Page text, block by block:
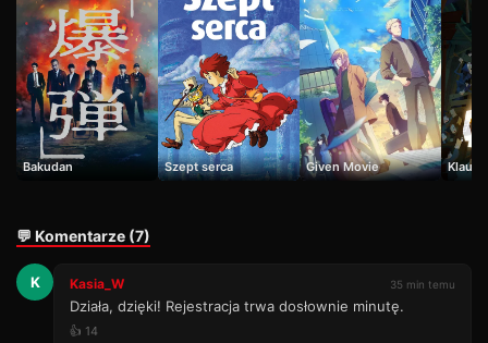
Bakudan Szept serca Given Movie Klaus
💬 Komentarze (7)
K Kasia_W 35 min temu
Działa, dzięki! Rejestracja trwa dosłownie minutę.
👍 14